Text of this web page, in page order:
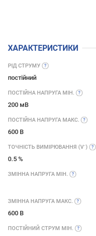
ХАРАКТЕРИСТИКИ
РІД СТРУМУ
постійний
ПОСТІЙНА НАПРУГА МІН.
200 мВ
ПОСТІЙНА НАПРУГА МАКС.
600 В
ТОЧНІСТЬ ВИМІРЮВАННЯ (V⁻)
0.5 %
ЗМІННА НАПРУГА МІН.
ЗМІННА НАПРУГА МАКС.
600 В
ПОСТІЙНИЙ СТРУМ МІН.